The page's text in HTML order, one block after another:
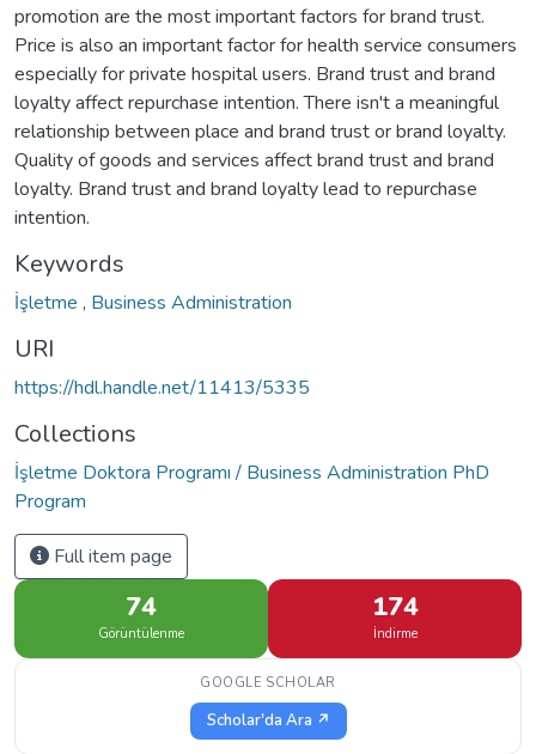
promotion are the most important factors for brand trust.
Price is also an important factor for health service consumers
especially for private hospital users. Brand trust and brand
loyalty affect repurchase intention. There isn't a meaningful
relationship between place and brand trust or brand loyalty.
Quality of goods and services affect brand trust and brand
loyalty. Brand trust and brand loyalty lead to repurchase
intention.
Keywords
İşletme , Business Administration
URI
https://hdl.handle.net/11413/5335
Collections
İşletme Doktora Programı / Business Administration PhD
Program
Full item page
74
Görüntülenme
174
İndirme
GOOGLE SCHOLAR
Scholar'da Ara ↗